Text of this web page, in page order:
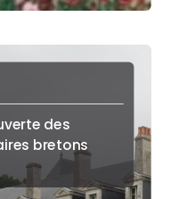
des
bretons